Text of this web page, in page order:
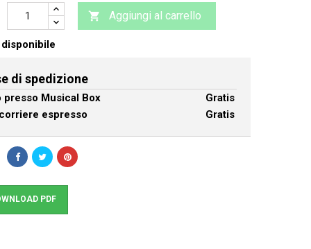
 Aggiungi al carrello
disponibile
di spedizione
presso Musical Box
Gratis
espresso
Gratis
PDF